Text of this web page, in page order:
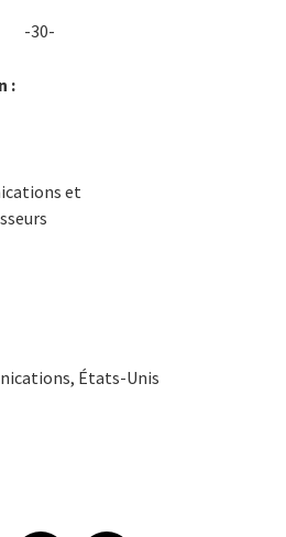
-30-
:
et
États-Unis